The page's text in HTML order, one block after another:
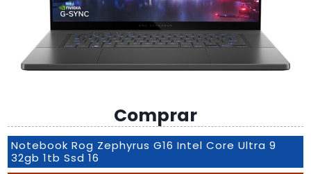
Comprar
Notebook Rog Zephyrus G16 Intel Core Ultra 9
32gb 1tb Ssd 16